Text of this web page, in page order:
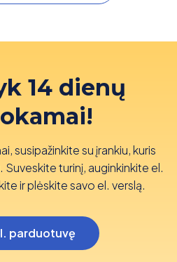
14 dienų
susipažinkite su įrankiu, kuris
turinį, auginkinkite el.
ir plėskite savo el. verslą.
parduotuvę